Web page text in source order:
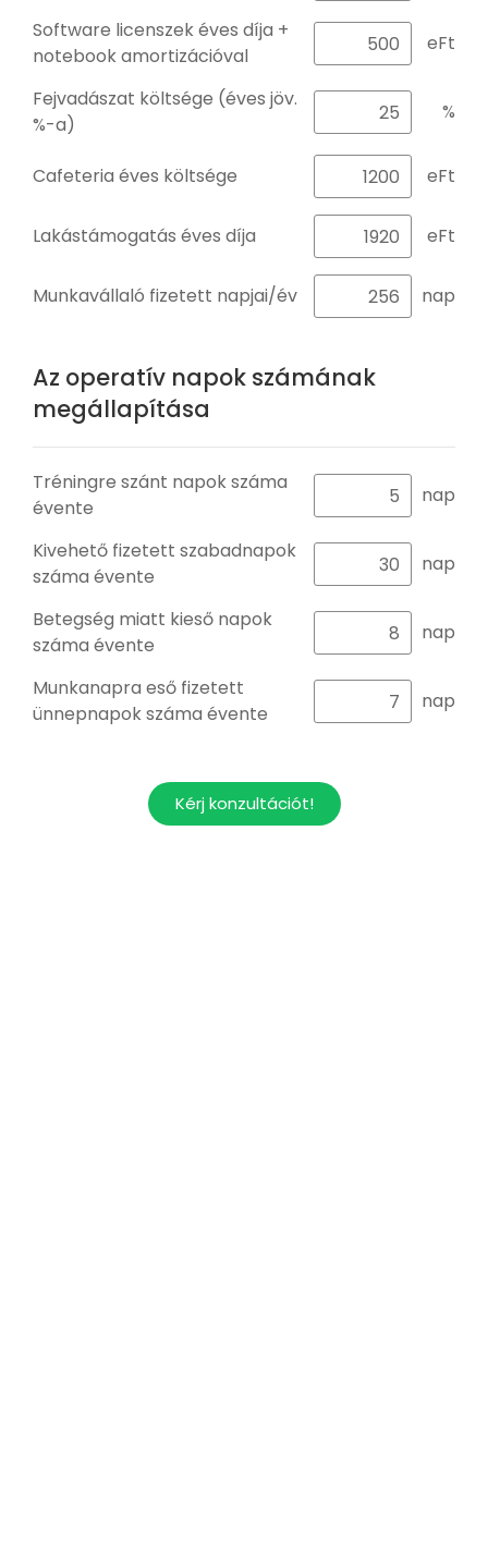
Software licenszek éves díja +
notebook amortizációval
eFt
Fejvadászat költsége (éves jöv.
%-a)
%
Cafeteria éves költsége eFt
Lakástámogatás éves díja eFt
Munkavállaló fizetett napjai/év nap
Az operatív napok számának
megállapítása
Tréningre szánt napok száma
évente
nap
Kivehető fizetett szabadnapok
száma évente
nap
Betegség miatt kieső napok
száma évente
nap
Munkanapra eső fizetett
ünnepnapok száma évente
nap
Kérj konzultációt!